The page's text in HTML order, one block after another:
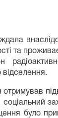
та
відселення.
було